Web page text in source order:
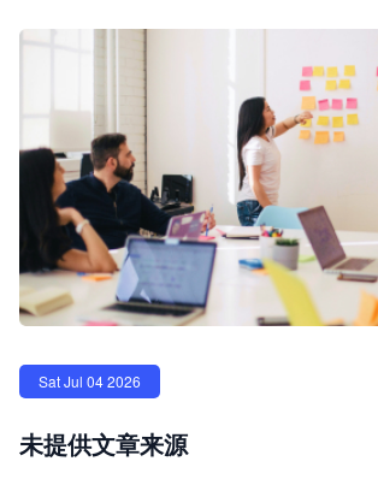
Sat Jul 04 2026
未提供文章来源